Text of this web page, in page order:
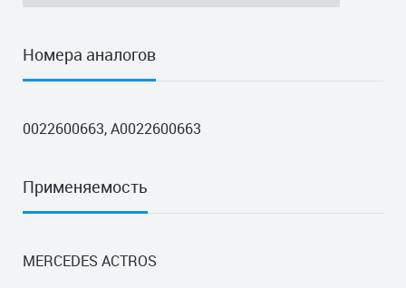
Номера аналогов
0022600663, A0022600663
Применяемость
MERCEDES ACTROS